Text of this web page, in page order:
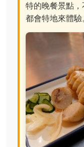
特的晚餐景點
都會特地來體驗